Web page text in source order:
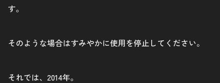
す。
そのような場合はすみやかに使用を停止してください。
それでは、2014年。